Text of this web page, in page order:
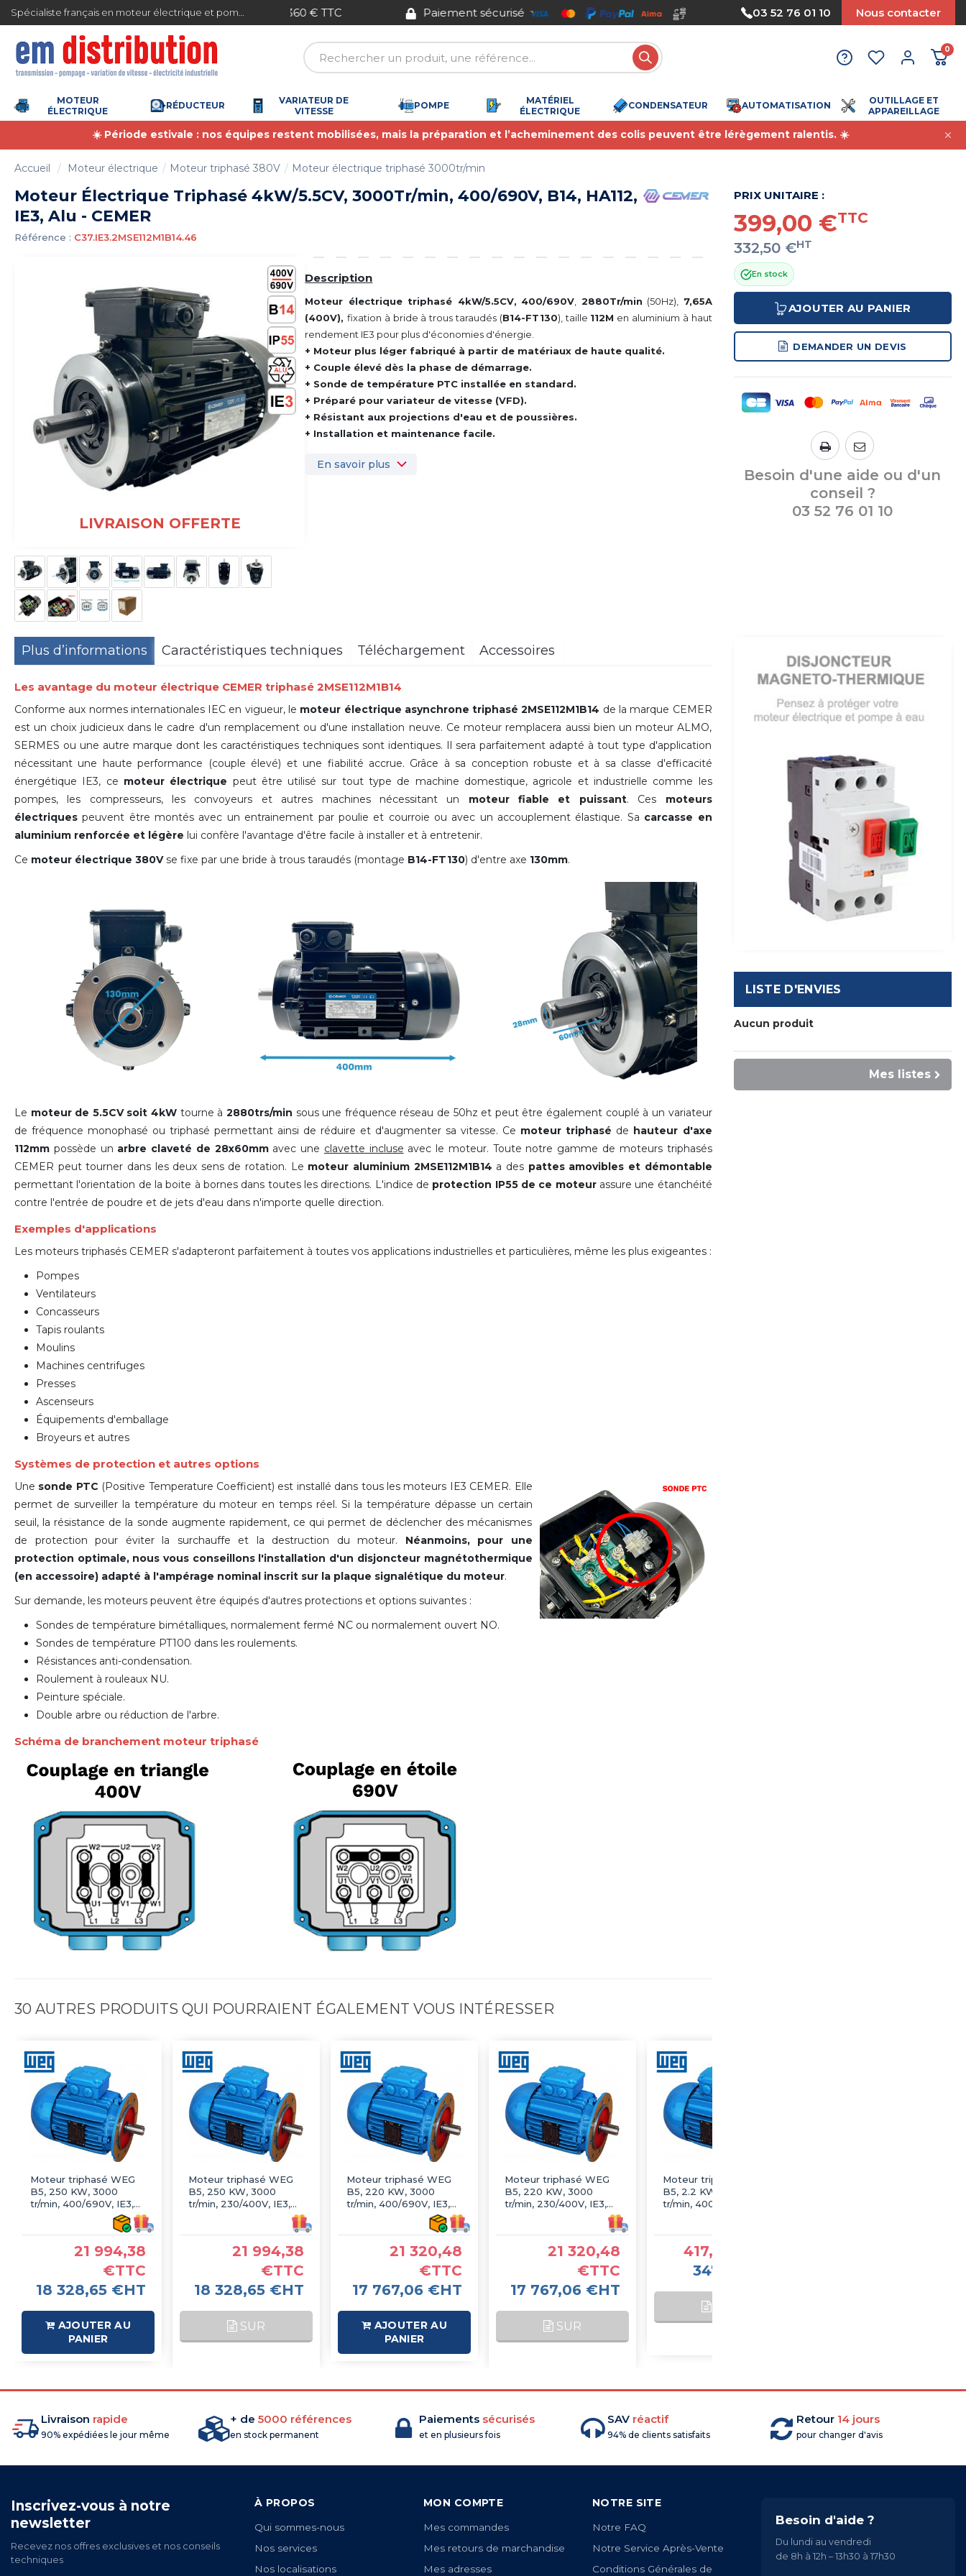
en France métropolitaine à partir de 360 € TTC Paiement sécurisé Nous acceptons le paiement par
03 52 76 01 10 Nous contacter
0
MOTEUR
ÉLECTRIQUE
RÉDUCTEUR
VARIATEUR DE
VITESSE
POMPE
MATÉRIEL
ÉLECTRIQUE
CONDENSATEUR AUTOMATISATION
OUTILLAGE ET
APPAREILLAGE
☀️ Période estivale : nos équipes restent mobilisées, mais la préparation et l’acheminement des colis peuvent être lérègement ralentis. ☀️
Accueil Moteur électrique Moteur triphasé 380V Moteur électrique triphasé 3000tr/min
Moteur Électrique Triphasé 4kW/5.5CV, 3000Tr/min, 400/690V, B14, HA112,
IE3, Alu - CEMER
Référence : C37.IE3.2MSE112M1B14.46
LIVRAISON OFFERTE
Description
Moteur électrique triphasé 4kW/5.5CV, 400/690V 2880Tr/min (50Hz), 7,65A
(400V),fixation à bride à trous taraudés (B14-FT130), taille 112M en aluminium à haut
rendement IE3 pour plus d'économies d'énergie.
+ Moteur plus léger fabriqué à partir de matériaux de haute qualité.
+ Couple élevé dès la phase de démarrage.
+ Sonde de température PTC installée en standard.
+ Préparé pour variateur de vitesse (VFD).
+ Résistant aux projections d'eau et de poussières.
+ Installation et maintenance facile.
En savoir plus
PRIX UNITAIRE :
399,00 €TTC
332,50 €HT
En stock
AJOUTER AU PANIER
DEMANDER UN DEVIS
Besoin d'une aide ou d'un
conseil ?
03 52 76 01 10
Plus d’informations Caractéristiques techniques Téléchargement Accessoires
Les avantage du moteur électrique CEMER triphasé 2MSE112M1B14
Conforme aux normes internationales IEC en vigueur, le moteur électrique asynchrone triphasé 2MSE112M1B14 de la marque CEMER
est un choix judicieux dans le cadre d'un remplacement ou d'une installation neuve. Ce moteur remplacera aussi bien un moteur ALMO,
SERMES ou une autre marque dont les caractéristiques techniques sont identiques. Il sera parfaitement adapté à tout type d'application
nécessitant une haute performance (couple élevé) et une fiabilité accrue. Grâce à sa conception robuste et à sa classe d'efficacité
énergétique IE3, ce moteur électrique peut être utilisé sur tout type de machine domestique, agricole et industrielle comme les
pompes, les compresseurs, les convoyeurs et autres machines nécessitant un moteur fiable et puissant. Ces moteurs
électriques peuvent être montés avec un entrainement par poulie et courroie ou avec un accouplement élastique. Sa carcasse en
aluminium renforcée et légère lui confère l'avantage d'être facile à installer et à entretenir.
Ce moteur électrique 380Vse fixe par une bride à trous taraudés (montage B14-FT130) d'entre axe 130mm.
Le moteur de 5.5CV soit 4kW tourne à 2880trs/min sous une fréquence réseau de 50hz et peut être également couplé à un variateur
de fréquence monophasé ou triphasé permettant ainsi de réduire et d'augmenter sa vitesse. Ce moteur triphasé de hauteur d'axe
112mm possède un arbre claveté de 28x60mmavec une clavette incluse avec le moteur. Toute notre gamme de moteurs triphasés
CEMER peut tourner dans les deux sens de rotation. Le moteur aluminium 2MSE112M1B14 a des pattes amovibles et démontable
permettant l'orientation de la boite à bornes dans toutes les directions. L'indice de protection IP55 de ce moteurassure une étanchéité
contre l'entrée de poudre et de jets d'eau dans n'importe quelle direction.
Exemples d'applications
Les moteurs triphasés CEMER s'adapteront parfaitement à toutes vos applications industrielles et particulières, même les plus exigeantes :
Pompes
Ventilateurs
Concasseurs
Tapis roulants
Moulins
Machines centrifuges
Presses
Ascenseurs
Équipements d'emballage
Broyeurs et autres
Systèmes de protection et autres options
Une sonde PTC (Positive Temperature Coefficient) est installé dans tous les moteurs IE3 CEMER. Elle
permet de surveiller la température du moteur en temps réel. Si la température dépasse un certain
seuil, la résistance de la sonde augmente rapidement, ce qui permet de déclencher des mécanismes
de protection pour éviter la surchauffe et la destruction du moteur. Néanmoins, pour une
protection optimale, nous vous conseillons l'installation d'un disjoncteur magnétothermique
(en accessoire) adapté à l'ampérage nominal inscrit sur la plaque signalétique du moteur.
Sur demande, les moteurs peuvent être équipés d'autres protections et options suivantes :
Sondes de température bimétalliques, normalement fermé NC ou normalement ouvert NO.
Sondes de température PT100 dans les roulements.
Résistances anti-condensation.
Roulement à rouleaux NU.
Peinture spéciale.
Double arbre ou réduction de l'arbre.
Schéma de branchement moteur triphasé
30 AUTRES PRODUITS QUI POURRAIENT ÉGALEMENT VOUS INTÉRESSER
Moteur triphasé WEG
B5, 250 KW, 3000
tr/min, 400/690V, IE3,
21 994,38
€TTC
18 328,65 €HT
AJOUTER AU
PANIER
Moteur triphasé WEG
B5, 250 KW, 3000
tr/min, 230/400V, IE3,
21 994,38
€TTC
18 328,65 €HT
SUR
Moteur triphasé WEG
B5, 220 KW, 3000
tr/min, 400/690V, IE3,
21 320,48
€TTC
17 767,06 €HT
AJOUTER AU
PANIER
Moteur triphasé WEG
B5, 220 KW, 3000
tr/min, 230/400V, IE3,
21 320,48
€TTC
17 767,06 €HT
SUR
Moteur triphasé WEG
B5, 2.2 KW, 3000
tr/min, 400/690V, IE3,
417,25 €TTC
347,71 €HT
LISTE D'ENVIES
Aucun produit
Mes listes
Livraison rapide
90% expédiées le jour même
+ de 5000 références
en stock permanent
Paiements sécurisés
et en plusieurs fois
SAV réactif
94% de clients satisfaits
Retour 14 jours
pour changer d'avis
Inscrivez-vous à notre
newsletter
Recevez nos offres exclusives et nos conseils
techniques
À PROPOS
Qui sommes-nous
Nos services
Nos localisations
MON COMPTE
Mes commandes
Mes retours de marchandise
Mes adresses
NOTRE SITE
Notre FAQ
Notre Service Après-Vente
Conditions Générales de
Besoin d'aide ?
Du lundi au vendredi
de 8h à 12h – 13h30 à 17h30
Gestion des cookies